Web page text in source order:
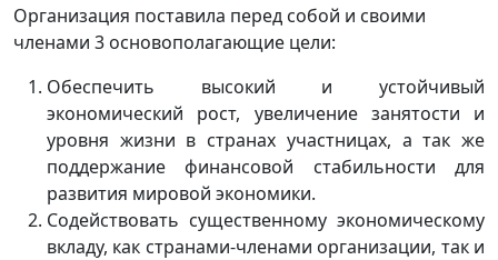
Организация поставила перед собой и своими
членами 3 основополагающие цели:
Обеспечить высокий и устойчивый
экономический рост, увеличение занятости и
уровня жизни в странах участницах, а так же
поддержание финансовой стабильности для
развития мировой экономики.
Содействовать существенному экономическому
вкладу, как странами-членами организации, так и